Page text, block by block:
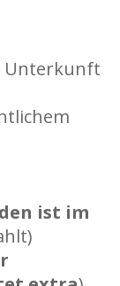
Unterkunft
ist im